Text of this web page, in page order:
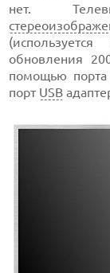
нет.
обновления
помощью порта
порт USB